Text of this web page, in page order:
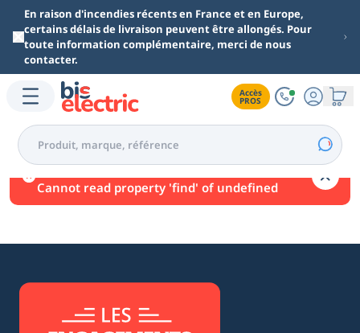
Aller au contenu principal
En raison d'incendies récents en France et en Europe,
certains délais de livraison peuvent être allongés. Pour
toute information complémentaire, merci de nous
contacter.
Accès
PROS
Une erreur est survenue.
Cannot read property 'find' of undefined